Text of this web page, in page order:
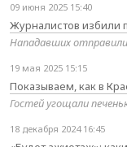
09 июня 2025 15:40
Журналистов избили
Нападавших
19 мая 2025 15:15
Показываем, как в
Гостей угощали
18 декабря 2024 16:45